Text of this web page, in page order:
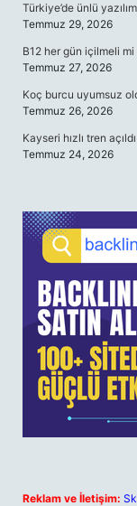
Türkiye’de ünlü
Temmuz 29, 2026
B12 her gün içilmeli mi
Temmuz 27, 2026
Koç burcu uyumsuz
Temmuz 26, 2026
Kayseri hızlı tren açıldı
Temmuz 24, 2026
Reklam ve İletişim: